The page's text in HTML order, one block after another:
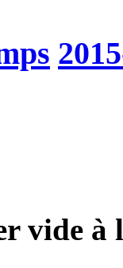
vide à